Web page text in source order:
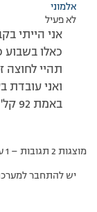
אלמוני
לא פעיל
כאלו בשבוע
באמת 92 קל'!!!
מוצגות 2 תגובות – 1 עד 2 (מתוך 2 סה״כ)
יש להתחבר